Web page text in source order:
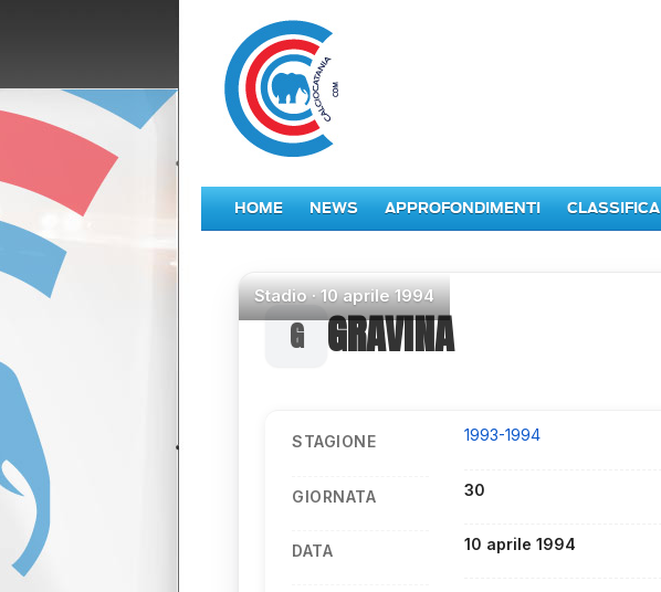
HOME NEWS APPROFONDIMENTI CLASSIFICA
Stadio·10 aprile 1994
GRAVINA
STAGIONE 1993-1994
GIORNATA 30
DATA 10 aprile 1994